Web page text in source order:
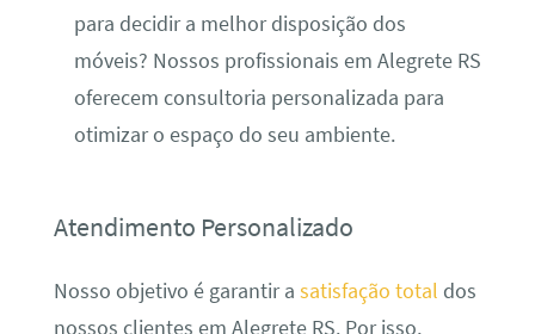
para decidir a melhor disposição dos
móveis? Nossos profissionais em Alegrete RS
oferecem consultoria personalizada para
otimizar o espaço do seu ambiente.
Atendimento Personalizado
Nosso objetivo é garantir a satisfação total dos
nossos clientes em Alegrete RS. Por isso,